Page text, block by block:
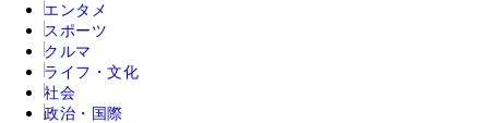
エンタメ
スポーツ
クルマ
ライフ・文化
社会
政治・国際